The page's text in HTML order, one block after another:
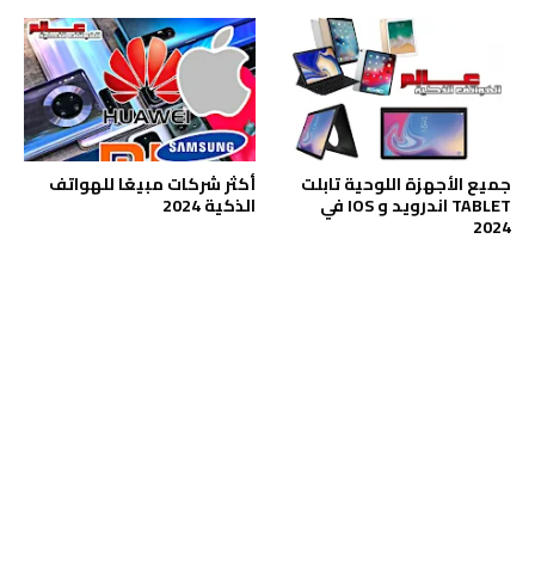
جميع الأجهزة اللوحية تابلت
TABLET اندرويد و IOS في
2024
أكثر شركات مبيعًا للهواتف
الذكية 2024